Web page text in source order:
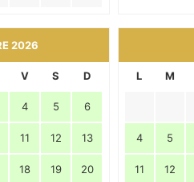
2026
V S D
4 5 6
11 12 13
18 19 20
L M
4 5
11 12